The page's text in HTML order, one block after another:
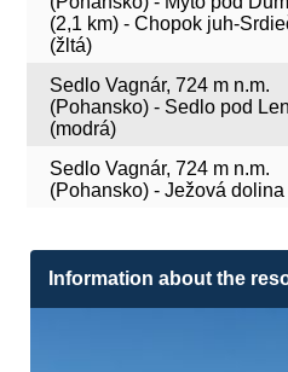
(2,1 km) - Chopok juh-
(žltá)
Sedlo Vagnár, 724 m n.m.
(Pohansko) - Sedlo pod
(modrá)
Sedlo Vagnár, 724 m n.m.
(Pohansko) - Ježová dolina
Information about the